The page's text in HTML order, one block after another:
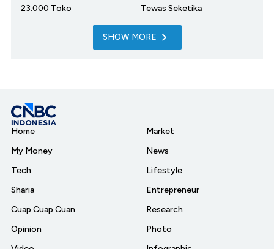
23.000 Toko
Tewas Seketika
SHOW MORE
Home
My Money
Tech
Sharia
Cuap Cuap Cuan
Opinion
Market
News
Lifestyle
Entrepreneur
Research
Photo